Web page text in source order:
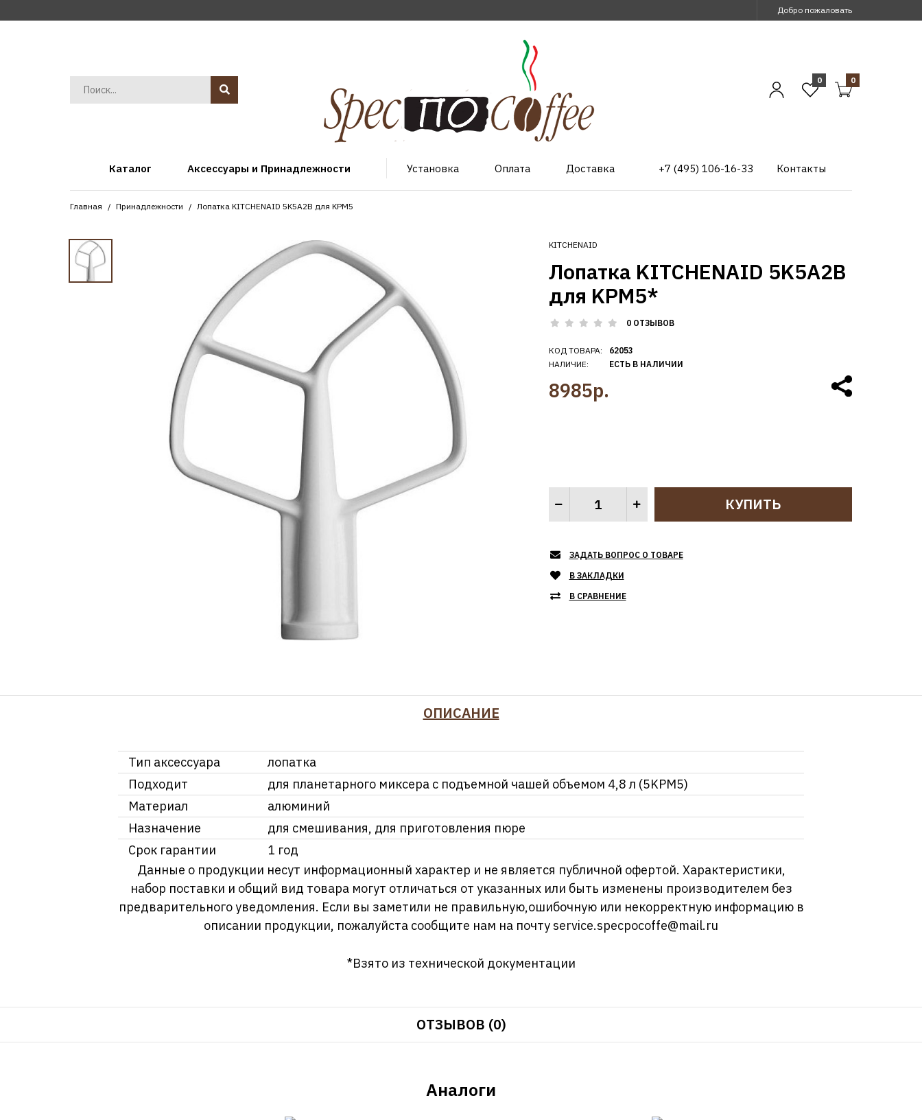
Добро пожаловать
0 0
Каталог Аксессуары и Принадлежности Установка Оплата Доставка +7 (495) 106-16-33 Контакты
Главная Принадлежности Лопатка KITCHENAID 5K5A2B для KPM5
KITCHENAID
Лопатка KITCHENAID 5K5A2B
для KPM5*
0 ОТЗЫВОВ
КОД ТОВАРА:
НАЛИЧИЕ:
62053
ЕСТЬ В НАЛИЧИИ
8985р.
ЗАДАТЬ ВОПРОС О ТОВАРЕ
В ЗАКЛАДКИ
В СРАВНЕНИЕ
ОПИСАНИЕ
Тип аксессуара
лопатка
Подходит
для планетарного миксера с подъемной чашей объемом 4,8 л (5KPM5)
Материал
алюминий
Назначение
для смешивания, для приготовления пюре
Срок гарантии
1 год
Данные о продукции несут информационный характер и не является публичной офертой. Характеристики,
набор поставки и общий вид товара могут отличаться от указанных или быть изменены производителем без
предварительного уведомления. Если вы заметили не правильную,ошибочную или некорректную информацию в
описании продукции, пожалуйста сообщите нам на почтуservice.specpocoffe@mail.ru
*Взято из технической документации
ОТЗЫВОВ (0)
Аналоги